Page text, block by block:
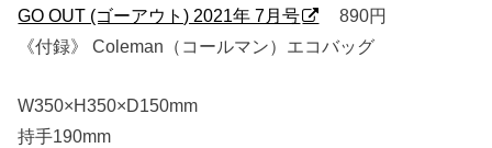
GO OUT (ゴーアウト) 2021年 7月号
890円
《付録》 Coleman（コールマン）エコバッグ
W350×H350×D150mm
持手190mm